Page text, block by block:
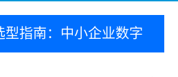
型指南：中小企业数字